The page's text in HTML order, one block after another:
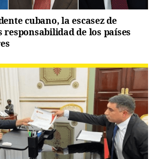
cubano, la escasez de
responsabilidad de los países